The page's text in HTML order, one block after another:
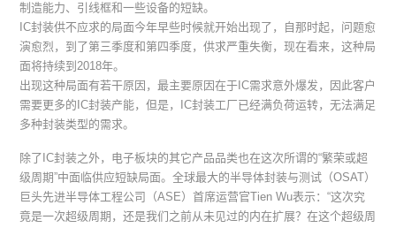
制造能力、引线框和一些设备的短缺。
IC封装供不应求的局面今年早些时候就开始出现了，自那时起，问题愈
演愈烈，到了第三季度和第四季度，供求严重失衡，现在看来，这种局
面将持续到2018年。
出现这种局面有若干原因，最主要原因在于IC需求意外爆发，因此客户
需要更多的IC封装产能，但是，IC封装工厂已经满负荷运转，无法满足
多种封装类型的需求。
除了IC封装之外，电子板块的其它产品品类也在这次所谓的“繁荣或超
级周期”中面临供应短缺局面。全球最大的半导体封装与测试（OSAT）
巨头先进半导体工程公司（ASE）首席运营官Tien Wu表示：“这次究
竟是一次超级周期，还是我们之前从未见过的内在扩展？在这个超级周